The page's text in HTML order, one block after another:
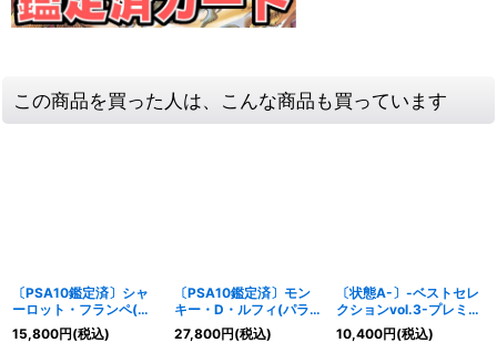
この商品を買った人は、こんな商品も買っています
〔PSA10鑑定済〕シャ
ーロット・フランペ(パ
ラレル/SP/illust:otton)
【SP】{EB01-
15,800円(税込)
〔PSA10鑑定済〕モン
キー・D・ルフィ(パラレ
ル/白黒版)【SR/P】
{ST13-015}
27,800円(税込)
〔状態A-〕-ベストセレ
クションvol.3-プレミア
ムカードコレクション
【未開封BOX】{-}
10,400円(税込)